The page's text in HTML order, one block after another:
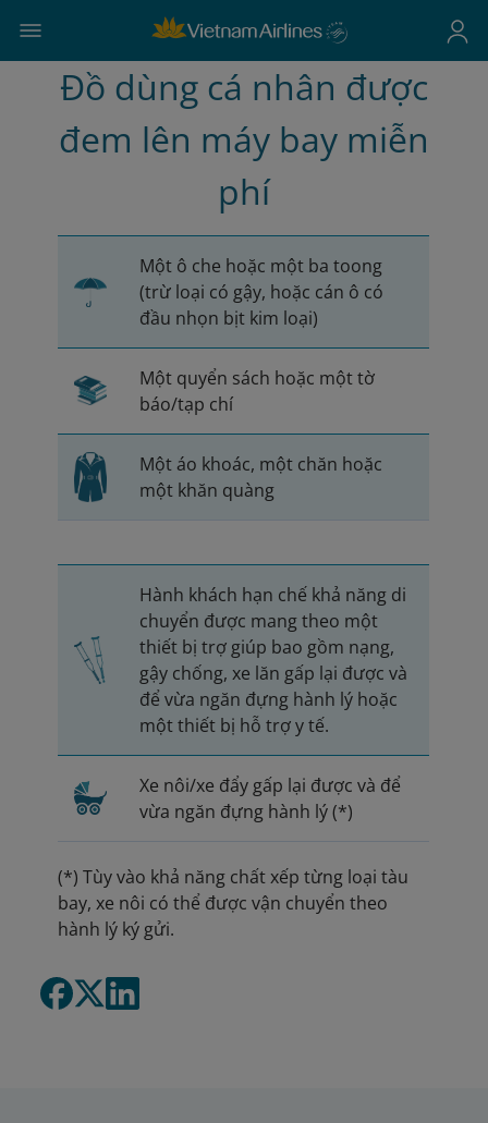
Đồ dùng cá nhân được
đem lên máy bay miễn
phí
Một ô che hoặc một ba toong
(trừ loại có gậy, hoặc cán ô có
đầu nhọn bịt kim loại)
Một quyển sách hoặc một tờ
báo/tạp chí
Một áo khoác, một chăn hoặc
một khăn quàng
Hành khách hạn chế khả năng di
chuyển được mang theo một
thiết bị trợ giúp bao gồm nạng,
gậy chống, xe lăn gấp lại được và
để vừa ngăn đựng hành lý hoặc
một thiết bị hỗ trợ y tế.
Xe nôi/xe đẩy gấp lại được và để
vừa ngăn đựng hành lý (*)
(*) Tùy vào khả năng chất xếp từng loại tàu
bay, xe nôi có thể được vận chuyển theo
hành lý ký gửi.